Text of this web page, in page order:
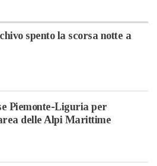
spento la scorsa notte a
Piemonte-Liguria per
delle Alpi Marittime